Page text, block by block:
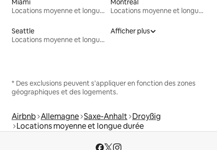
Miami
Locations moyenne et longue durée
Montréal
Locations moyenne et longue durée
Seattle
Locations moyenne et longue durée
Afficher plus
* Des exclusions peuvent s'appliquer en fonction des zones
géographiques et des logements.
Airbnb Allemagne Saxe-Anhalt Droyßig
Locations moyenne et longue durée